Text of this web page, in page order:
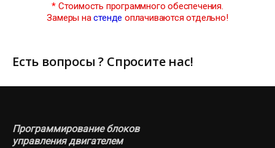
* Стоимость программного обеспечения.
Замеры настенде оплачиваются отдельно!
Есть вопросы ? Спросите нас!
Программирование блоков
управления двигателем